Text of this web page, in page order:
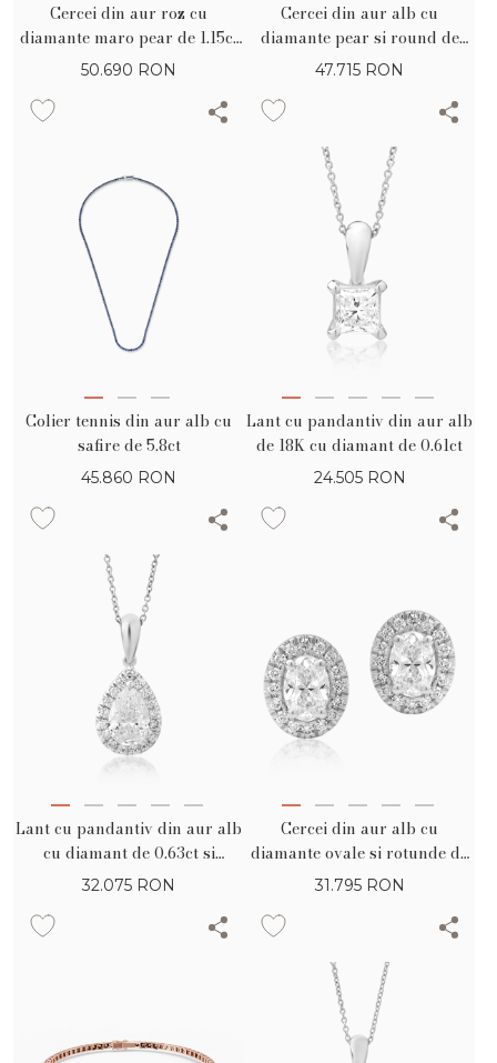
Cercei din aur roz cu
diamante maro pear de 1.15ct
si diamante round de 0.42ct
50.690 RON
Cercei din aur alb cu
diamante pear si round de
1.9ct
47.715 RON
Colier tennis din aur alb cu
safire de 5.8ct
45.860 RON
Lant cu pandantiv din aur alb
de 18K cu diamant de 0.61ct
24.505 RON
Lant cu pandantiv din aur alb
cu diamant de 0.63ct si
diamante de 0.128ct
32.075 RON
Cercei din aur alb cu
diamante ovale si rotunde de
0.99ct
31.795 RON